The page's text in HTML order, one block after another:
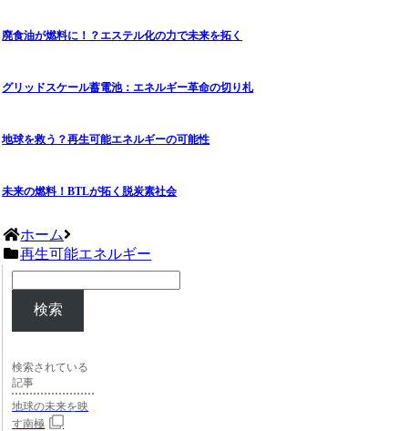
廃食油が燃料に！？エステル化の力で未来を拓く
グリッドスケール蓄電池：エネルギー革命の切り札
地球を救う？再生可能エネルギーの可能性
未来の燃料！BTLが拓く脱炭素社会
ホーム
再生可能エネルギー
検索
検索されている
記事
地球の未来を映
す南極